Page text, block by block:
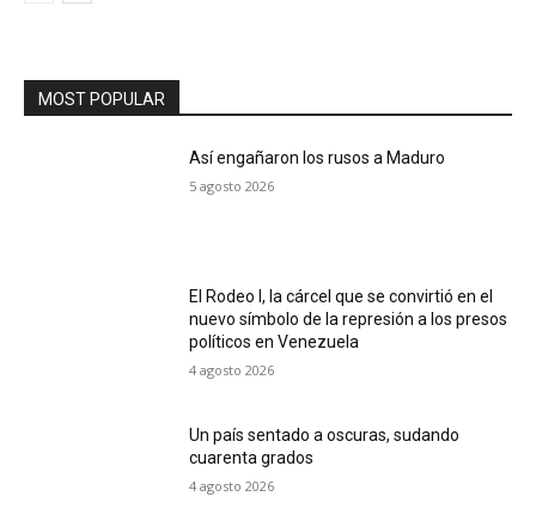
MOST POPULAR
Así engañaron los rusos a Maduro
5 agosto 2026
El Rodeo I, la cárcel que se convirtió en el
nuevo símbolo de la represión a los presos
políticos en Venezuela
4 agosto 2026
Un país sentado a oscuras, sudando
cuarenta grados
4 agosto 2026